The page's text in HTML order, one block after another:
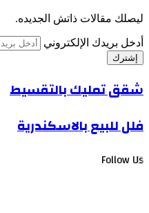
ليصلك مقالات ذاتش الجديده.
أدخل بريدك الإلكتروني
شقق تمليك بالتقسيط
فلل للبيع بالاسكندرية
Follow Us